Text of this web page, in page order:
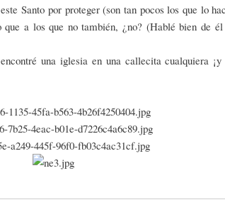
Santo por proteger (son tan pocos los que lo
que a los que no también, ¿no? (Hablé bien de
una iglesia en una callecita cualquiera